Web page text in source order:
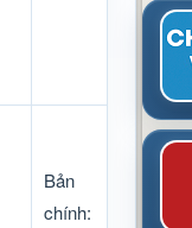
Bản
chính: